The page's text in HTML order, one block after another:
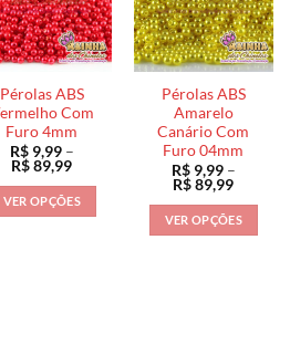
opções
podem
ser
escolhidas
na
página
do
produto
As
opções
podem
ser
escolhidas
na
página
do
produto
Pérolas ABS
Com
Furo 4mm
R$9,99 –
R$89,99Faixa
preço:
R$ 9,99
através
VER OPÇÕES
Pérolas ABS
Amarelo
Canário Com
Furo 04mm
R$9,99 –
R$89,99Faixa
preço:
R$ 9,99
através
VER OPÇÕES